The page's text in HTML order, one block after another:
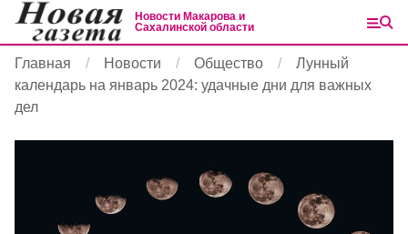
Новости Макарова и
Сахалинской области
Главная Новости Общество
Лунный
календарь на январь 2024: удачные дни для важных
дел